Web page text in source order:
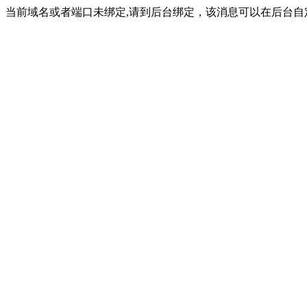
当前域名或者端口未绑定,请到后台绑定，该消息可以在后台自